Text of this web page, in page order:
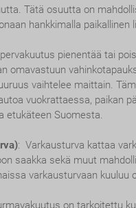
Tätä osuutta on
hankkimalla paikallinen
pienentää tai
omavastuun
vaihtelee maittain.
vuokrattaessa, paikan
etukäteen Suomesta.
: Varkausturva kattaa
saakka sekä muut
varkausturvaan kuuluu
on tarkoitettu